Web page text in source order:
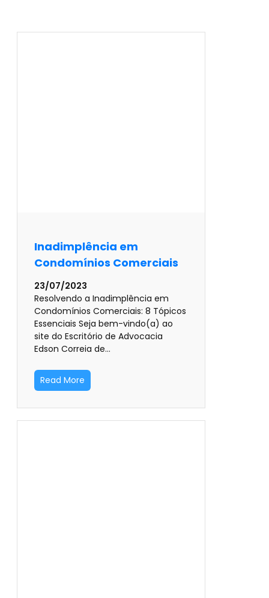
Inadimplência em
Condomínios Comerciais
23/07/2023
Resolvendo a Inadimplência em
Condomínios Comerciais: 8 Tópicos
Essenciais Seja bem-vindo(a) ao
site do Escritório de Advocacia
Edson Correia de…
Read More